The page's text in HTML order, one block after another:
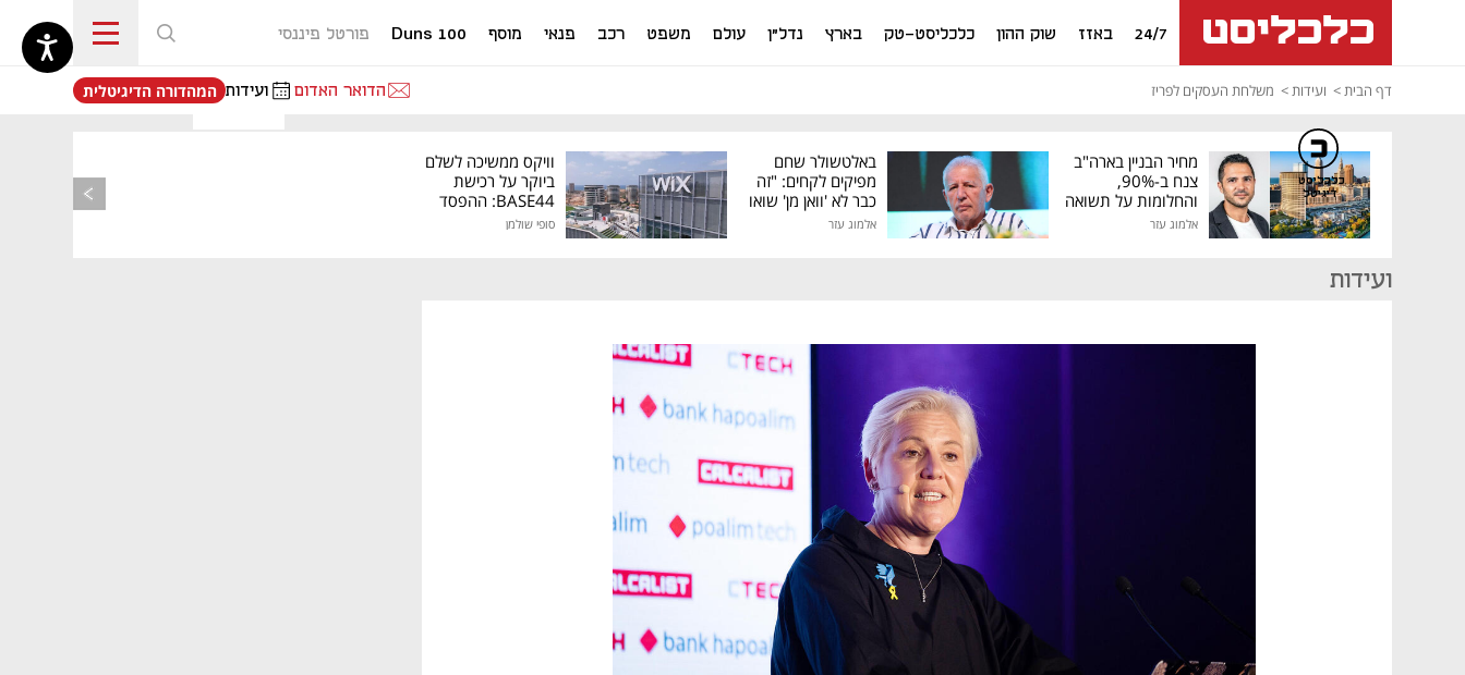
24/7 באזז שוק ההון כלכליסט-טק בארץ נדל"ן עולם משפט רכב פנאי מוסף Duns 100 פורטל פיננסי
דף הבית ועידות משלחת העסקים לפריז הדואר האדום ועידות
נפתח בכרטיסייה חדשה
המהדורה הדיגיטלית
מחיר הבניין בארה"ב
צנח ב-90%,
והחלומות על תשואה
גבוהה התנפצו
אלמוג עזר
באלטשולר שחם
מפיקים לקחים: "זה
כבר לא 'וואן מן' שואו
של גילעד"
אלמוג עזר
וויקס ממשיכה לשלם
ביוקר על רכישת
BASE44: ההפסד
סופי שולמן
ועידות
כלכליסט
דיגיטל